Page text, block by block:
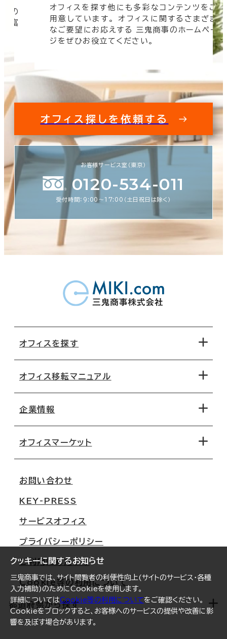
クッキーに関するお知らせ
三鬼商事では、サイト閲覧者の利便性向上(サイトのサービス・各種
入力補助)のためにCookieを使用します。
詳細についてはCookie等の利用についてをご確認ください。
Cookieをブロックすると、お客様へのサービスの提供や改善に影
響を及ぼす場合があります。
の
豊富
オフィスを探す他にも多彩なコンテンツをご
用意しています。 オフィスに関するさまざま
なご要望にお応えする 三鬼商事のホームペー
ジをぜひお役立てください。
オフィス探しを依頼する
お客様サービス室（東京）
0120-534-011
受付時間：9:00〜17:00（土日祝日は除く）
オフィスを探す
地図から探す
路線・駅から探す
オフィス移転マニュアル
移転コストシミュレーション
移転スケジュール
オフィス移転Q&A
企業情報
オフィスマーケット
大阪
名古屋
札幌
仙台
横浜
福岡
オフィスリポート
お問い合わせ
KEY-PRESS
サービスオフィス
プライバシーポリシー
ご利用にあたって
Cookie等の利用について
都道府県から探す